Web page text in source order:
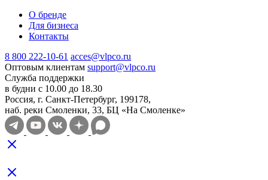
О бренде
Для бизнеса
Контакты
8 800 222-10-61 acces@vlpco.ru
Оптовым клиентам support@vlpco.ru
Служба поддержки
в будни с 10.00 до 18.30
Россия, г. Санкт-Петербург, 199178,
наб. реки Смоленки, 33, БЦ «На Смоленке»